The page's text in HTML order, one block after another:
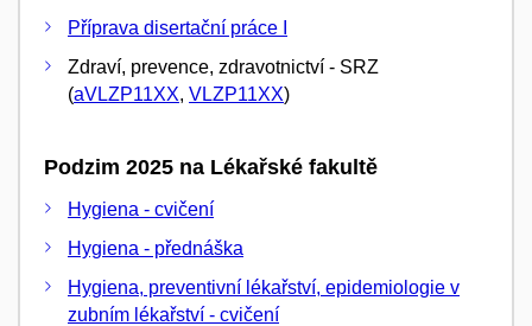
Příprava disertační práce I
Zdraví, prevence, zdravotnictví - SRZ
(aVLZP11XX, VLZP11XX)
Podzim 2025 na Lékařské fakultě
Hygiena - cvičení
Hygiena - přednáška
Hygiena, preventivní lékařství, epidemiologie v
zubním lékařství - cvičení